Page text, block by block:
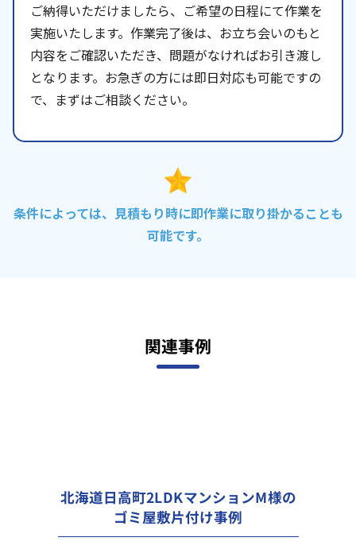
ご納得いただけましたら、ご希望の日程にて作業を
実施いたします。作業完了後は、お立ち会いのもと
内容をご確認いただき、問題がなければお引き渡し
となります。お急ぎの方には即日対応も可能ですの
で、まずはご相談ください。
条件によっては、見積もり時に即作業に取り掛かることも
可能です。
関連事例
北海道日高町2LDKマンションM様の
ゴミ屋敷片付け事例